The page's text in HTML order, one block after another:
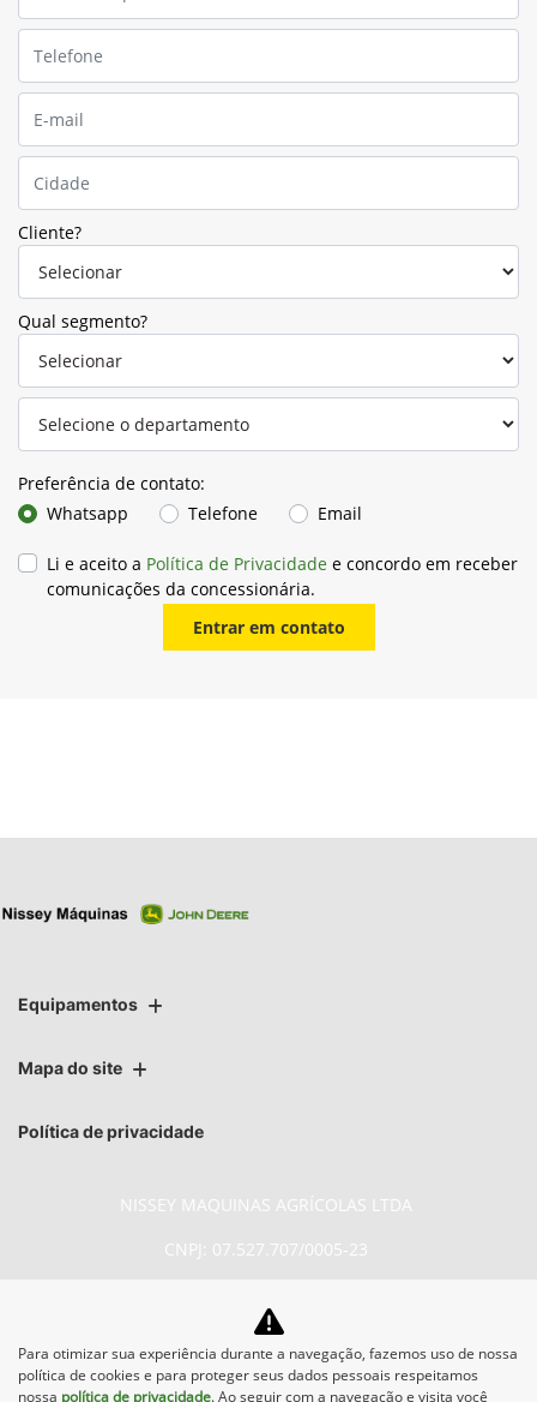
Cliente?
Qual segmento?
Preferência de contato:
Whatsapp
Telefone Email
Li e aceito a Política de Privacidade e concordo em receber
comunicações da concessionária.
Entrar em contato
Equipamentos
Mapa do site
Política de privacidade
NISSEY MAQUINAS AGRÍCOLAS LTDA
CNPJ: 07.527.707/0005-23
No trânsito, enxergar o outro salva
vidas.
Para otimizar sua experiência durante a navegação, fazemos uso de nossa
política de cookies e para proteger seus dados pessoais respeitamos
nossa política de privacidade. Ao seguir com a navegação e visita você